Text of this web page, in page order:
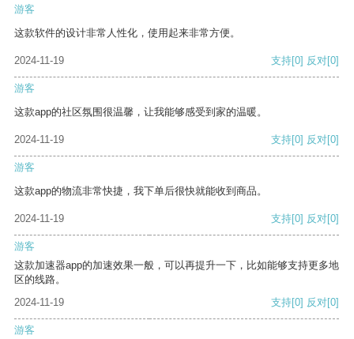
游客
这款软件的设计非常人性化，使用起来非常方便。
2024-11-19 支持[0] 反对[0]
游客
这款app的社区氛围很温馨，让我能够感受到家的温暖。
2024-11-19 支持[0] 反对[0]
游客
这款app的物流非常快捷，我下单后很快就能收到商品。
2024-11-19 支持[0] 反对[0]
游客
这款加速器app的加速效果一般，可以再提升一下，比如能够支持更多地
区的线路。
2024-11-19
支持[0] 反对[0]
游客